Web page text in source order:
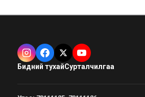
Бидний тухайСурталчилгаа